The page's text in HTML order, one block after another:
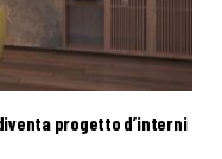
progetto d’interni